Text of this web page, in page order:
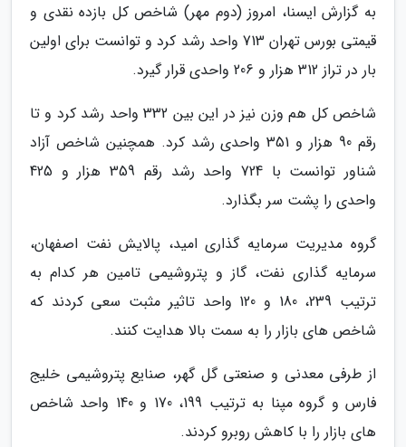
به گزارش ایسنا، امروز (دوم مهر) شاخص کل بازده نقدی و
قیمتی بورس تهران 713 واحد رشد کرد و توانست برای اولین
بار در تراز 312 هزار و 206 واحدی قرار گیرد.
شاخص کل هم وزن نیز در این بین 332 واحد رشد کرد و تا
رقم 90 هزار و 351 واحدی رشد کرد. همچنین شاخص آزاد
شناور توانست با 724 واحد رشد رقم 359 هزار و 425
واحدی را پشت سر بگذارد.
گروه مدیریت سرمایه گذاری امید، پالایش نفت اصفهان،
سرمایه گذاری نفت، گاز و پتروشیمی تامین هر کدام به
ترتیب 239، 180 و 120 واحد تاثیر مثبت سعی کردند که
شاخص های بازار را به سمت بالا هدایت کنند.
از طرفی معدنی و صنعتی گل گهر، صنایع پتروشیمی خلیج
فارس و گروه مپنا به ترتیب 199، 170 و 140 واحد شاخص
های بازار را با کاهش روبرو کردند.